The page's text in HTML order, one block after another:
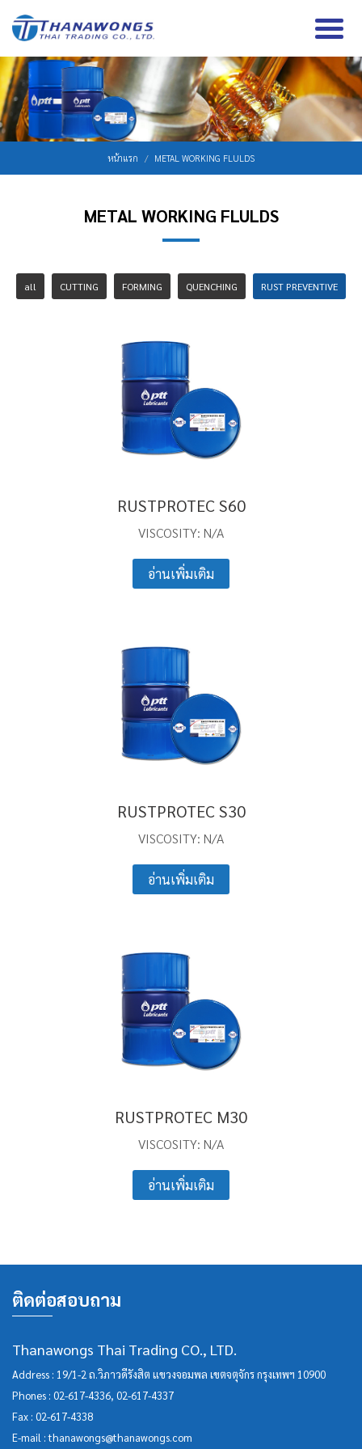
หน้าแรก METAL WORKING FLULDS
METAL WORKING FLULDS
all CUTTING FORMING QUENCHING RUST PREVENTIVE
RUSTPROTEC S60
VISCOSITY: N/A
อ่านเพิ่มเติม
RUSTPROTEC S30
VISCOSITY: N/A
อ่านเพิ่มเติม
RUSTPROTEC M30
VISCOSITY: N/A
อ่านเพิ่มเติม
ติดต่อสอบถาม
Thanawongs Thai Trading CO., LTD.
Address : 19/1-2 ถ.วิภาวดีรังสิต แขวงจอมพล เขตจตุจักร กรุงเทพฯ 10900
Phones : 02-617-4336, 02-617-4337
Fax : 02-617-4338
E-mail :thanawongs@thanawongs.com